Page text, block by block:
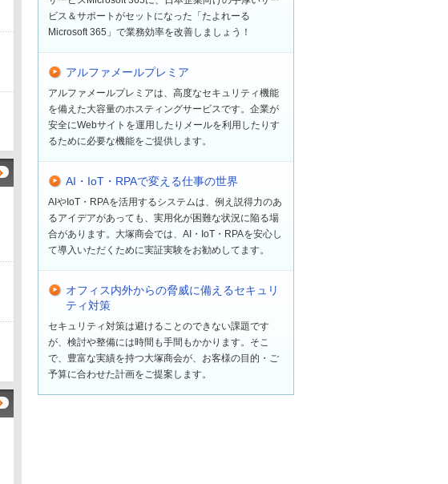
ビス＆サポートがセットになった「たよれーる
Microsoft 365」で業務効率を改善しましょう！
アルファメールプレミア
アルファメールプレミアは、高度なセキュリティ機能
を備えた大容量のホスティングサービスです。企業が
安全にWebサイトを運用したりメールを利用したりす
るために必要な機能をご提供します。
AI・IoT・RPAで変える仕事の世界
AIやIoT・RPAを活用するシステムは、例え説得力のあ
るアイデアがあっても、実用化が困難な状況に陥る場
合があります。大塚商会では、AI・IoT・RPAを安心し
て導入いただくために実証実験をお勧めしてます。
オフィス内外からの脅威に備えるセキュリ
ティ対策
セキュリティ対策は避けることのできない課題です
が、検討や整備には時間も手間もかかります。そこ
で、豊富な実績を持つ大塚商会が、お客様の目的・ご
予算に合わせた計画をご提案します。